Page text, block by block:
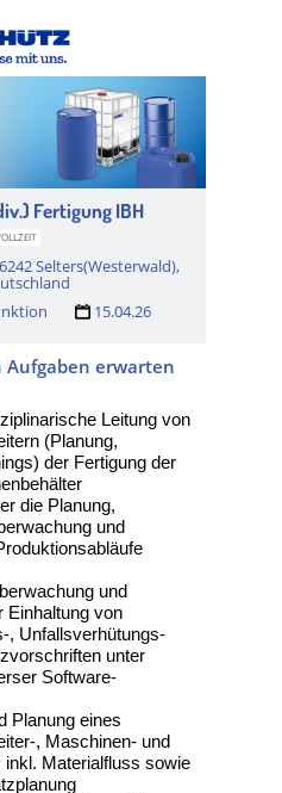
Fertigung IBH
Selters(Westerwald),
15.04.26
Aufgaben erwarten
Leitung von
(Planung,
der Fertigung der
die Planung,
und
und
Einhaltung von
, Unfallsverhütungs-
unter
Software-
Planung eines
, Maschinen- und
inkl. Materialfluss sowie